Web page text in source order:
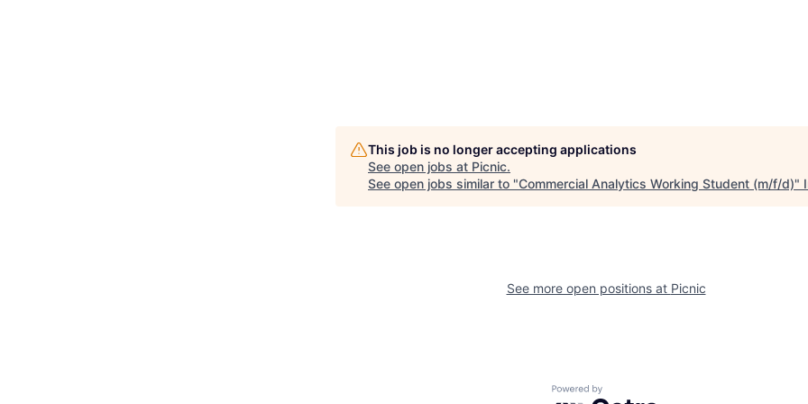
This job is no longer accepting applications
See open jobs at Picnic.
See open jobs similar to "Commercial Analytics Working Student (m/f/d)"
See more open positions at Picnic
Powered by Getro.com